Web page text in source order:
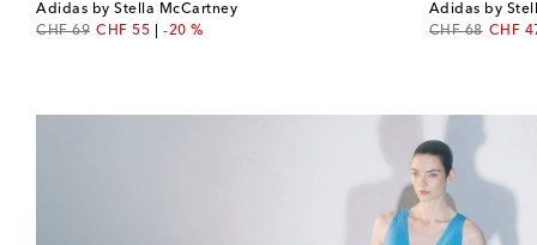
Adidas by Stella McCartney
CHF 69
original price
CHF 55
discount price
-20 %
Adidas by
CHF 68
original price
CHF